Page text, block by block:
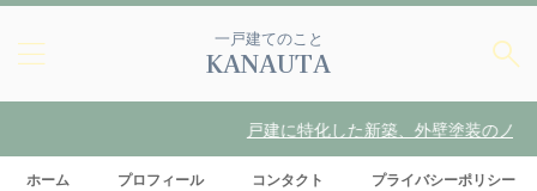
一戸建てのこと
KANAUTA
戸建に特化した新築、外壁塗装のノウハ
ホーム プロフィール コンタクト プライバシーポリシー